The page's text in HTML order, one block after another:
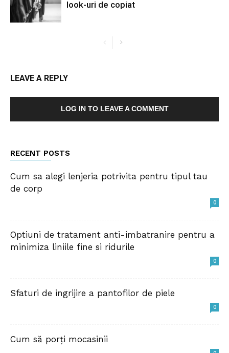
look-uri de copiat
LEAVE A REPLY
LOG IN TO LEAVE A COMMENT
RECENT POSTS
Cum sa alegi lenjeria potrivita pentru tipul tau
de corp
0
Optiuni de tratament anti-imbatranire pentru a
minimiza liniile fine si ridurile
0
Sfaturi de ingrijire a pantofilor de piele
0
Cum să porți mocasinii